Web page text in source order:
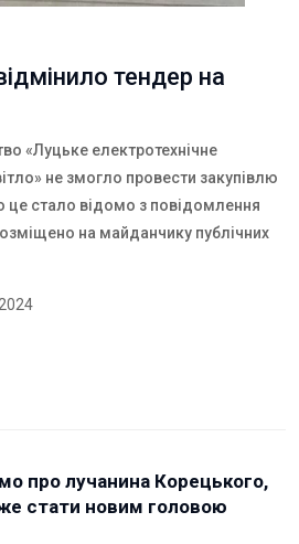
тендер на
«Луцьке електротехнічне
не змогло провести закупівлю
це стало відомо з повідомлення
на майданчику публічних
про лучанина Корецького,
стати новим головою